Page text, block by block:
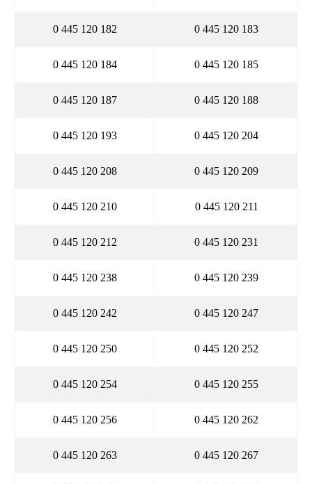
0 445 120 182 0 445 120 183
0 445 120 184 0 445 120 185
0 445 120 187 0 445 120 188
0 445 120 193 0 445 120 204
0 445 120 208 0 445 120 209
0 445 120 210 0 445 120 211
0 445 120 212 0 445 120 231
0 445 120 238 0 445 120 239
0 445 120 242 0 445 120 247
0 445 120 250 0 445 120 252
0 445 120 254 0 445 120 255
0 445 120 256 0 445 120 262
0 445 120 263 0 445 120 267